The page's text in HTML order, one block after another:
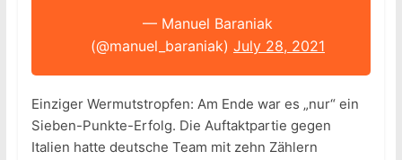
— Manuel Baraniak
(@manuel_baraniak) July 28, 2021
Einziger Wermutstropfen: Am Ende war es „nur“ ein
Sieben-Punkte-Erfolg. Die Auftaktpartie gegen
Italien hatte deutsche Team mit zehn Zählern